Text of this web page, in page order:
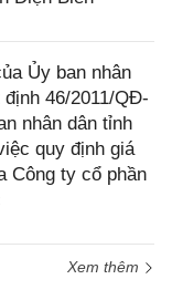
Ủy ban nhân
46/2011/QĐ-
nhân dân tỉnh
quy định giá
Công ty cổ phần
Xem thêm